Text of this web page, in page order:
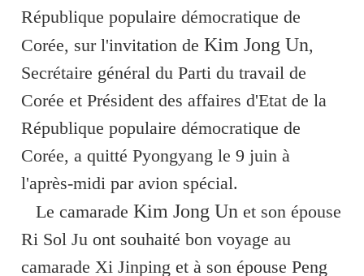
République populaire démocratique de
Corée, sur l'invitation de Kim Jong Un,
Secrétaire général du Parti du travail de
Corée et Président des affaires d'Etat de la
République populaire démocratique de
Corée, a quitté Pyongyang le 9 juin à
l'après-midi par avion spécial.
Le camarade Kim Jong Un et son épouse
Ri Sol Ju ont souhaité bon voyage au
camarade Xi Jinping et à son épouse Peng